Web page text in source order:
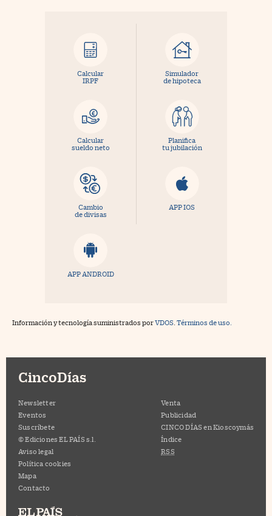
Calcular
IRPF
Simulador
de hipoteca
Calcular
sueldo neto
Planifica
tu jubilación
Cambio
de divisas
APP IOS
APP ANDROID
Información y tecnología suministrados porVDOS Términos de uso.
CincoDías
Newsletter
Eventos
Suscríbete
© Ediciones EL PAÍS s.l.
Aviso legal
Política cookies
Mapa
Contacto
Venta
Publicidad
CINCO DÍAS en Kioscoymás
Índice
RSS